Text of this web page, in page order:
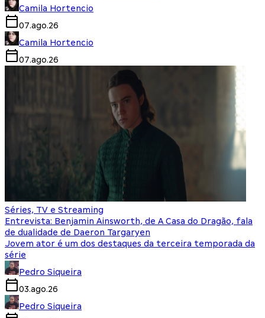
Camila Hortencio
07.ago.26
Camila Hortencio
07.ago.26
Séries, TV e Streaming
Entrevista: Benjamin Ainsworth, de A Casa do Dragão, fala
de dualidade de Daeron Targaryen
Jovem ator é um dos destaques da terceira temporada da
série
Pedro Siqueira
03.ago.26
Pedro Siqueira